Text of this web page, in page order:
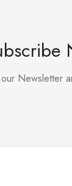
Newsletter